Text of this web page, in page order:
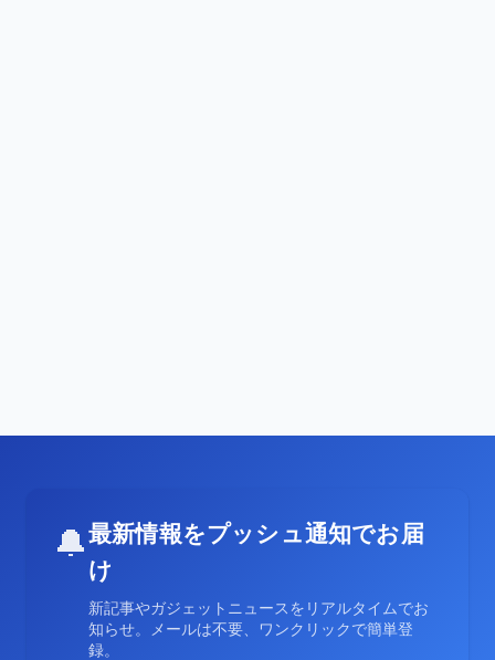
🔔最新情報をプッシュ通知でお届
け
新記事やガジェットニュースをリアルタイムでお
知らせ。メールは不要、ワンクリックで簡単登
録。